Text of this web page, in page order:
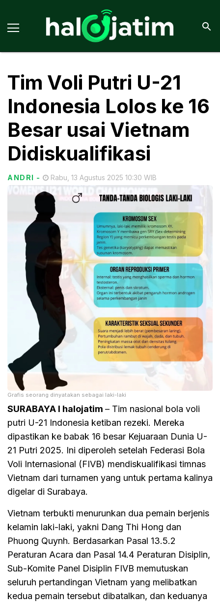
Tim Voli Putri U-21
Indonesia Lolos ke 16
Besar usai Vietnam
Didiskualifikasi
ANDRI - Rabu, 13 Agustus 2025 10:30 WIB
Grafis seorang dinyatakan sebagai laki-laki
SURABAYA I halojatim – Tim nasional bola voli
putri U-21 Indonesia ketiban rezeki. Mereka
dipastikan ke babak 16 besar Kejuaraan Dunia U-
21 Putri 2025. Ini diperoleh setelah Federasi Bola
Voli Internasional (FIVB) mendiskualifikasi timnas
Vietnam dari turnamen yang untuk pertama kalinya
digelar di Surabaya.
Vietnam terbukti menurunkan dua pemain berjenis
kelamin laki-laki, yakni Dang Thi Hong dan
Phuong Quynh. Berdasarkan Pasal 13.5.2
Peraturan Acara dan Pasal 14.4 Peraturan Disiplin,
Sub-Komite Panel Disiplin FIVB memutuskan
seluruh pertandingan Vietnam yang melibatkan
kedua pemain tersebut dibatalkan, dan keduanya